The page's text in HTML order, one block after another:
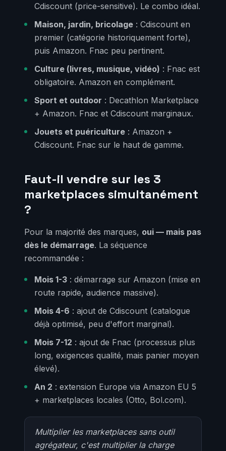
Cdiscount (price-sensitive). Le combo idéal.
Maison, jardin, bricolage : Cdiscount en
premier (catégorie historiquement forte),
puis Amazon. Fnac peu pertinent.
Culture (livres, musique, vidéo) : Fnac est
obligatoire. Amazon en complément.
Sport et outdoor : Decathlon Marketplace
+ Amazon. Fnac et Cdiscount marginaux.
Jouets et puériculture : Amazon +
Cdiscount. Fnac sur le haut de gamme.
Faut-il vendre sur les 3
marketplaces simultanément
?
Pour la majorité des marques, oui — mais pas
dès le démarrage. La séquence
recommandée :
Mois 1-3 : démarrage sur Amazon (mise en
route rapide, audience massive).
Mois 4-6 : ajout de Cdiscount (catalogue
déjà optimisé, peu d'effort marginal).
Mois 7-12 : ajout de Fnac (processus plus
long, exigences qualité, mais panier moyen
élevé).
An 2 : extension Europe via Amazon EU 5
+ marketplaces locales (Otto, Bol.com).
Multiplier les marketplaces sans outil
agrégateur, c'est multiplier la charge